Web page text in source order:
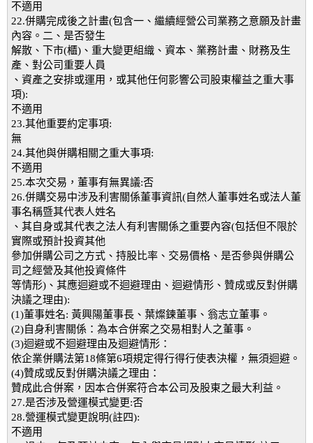
不適用
22.併購完成後之計畫(包含一、繼續經營公司業務之意願及計畫
內容。二、是否發生
解散、下市(櫃)、重大變更組織、資本、業務計畫、財務及生
產、對公司重要人員
、資產之安排或運用，或其他任何影響公司股東權益之重大事
項):
不適用
23.其他重要約定事項:
無
24.其他與併購相關之重大事項:
不適用
25.本次交易，董事有無異議:否
26.併購交易中涉及利害關係董事資訊(自然人董事姓名或法人董
事名稱暨其代表人姓名
、其自身或其代表之法人有利害關係之重要內容(包括但不限於
實際或預計投資其他
參加併購公司之方式、持股比率、交易價格、是否參與併購公
司之經營及其他投資條件
等情形)、其應迴避或不迴避理由、迴避情形、贊成或反對併購
決議之理由):
(1)董事姓名: 黃興陽董事長、葉燦鍊董事、翁志立董事。
(2)自身利害關係：為本合併案之交易相對人之董事。
(3)迴避或不迴避理由及迴避情形：
依企業併購法第18條第6項規定得行得行使表決權，無須迴避。
(4)贊成或反對併購決議之理由：
贊成此合併案，因本合併案符合本公司及股東之最大利益。
27.是否涉及營運模式變更:否
28.營運模式變更說明(註四):
不適用